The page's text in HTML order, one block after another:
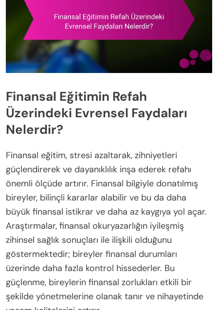
Finansal Eğitimin Refah
Üzerindeki Evrensel Faydaları
Nelerdir?
Finansal eğitim, stresi azaltarak, zihniyetleri
güçlendirerek ve dayanıklılık inşa ederek refahı
önemli ölçüde artırır. Finansal bilgiyle donatılmış
bireyler, bilinçli kararlar alabilir ve bu da daha
büyük finansal istikrar ve daha az kaygıya yol açar.
Araştırmalar, finansal okuryazarlığın iyileşmiş
zihinsel sağlık sonuçları ile ilişkili olduğunu
göstermektedir; bireyler finansal durumları
üzerinde daha fazla kontrol hissederler. Bu
güçlenme, bireylerin finansal zorlukları etkili bir
şekilde yönetmelerine olanak tanır ve nihayetinde